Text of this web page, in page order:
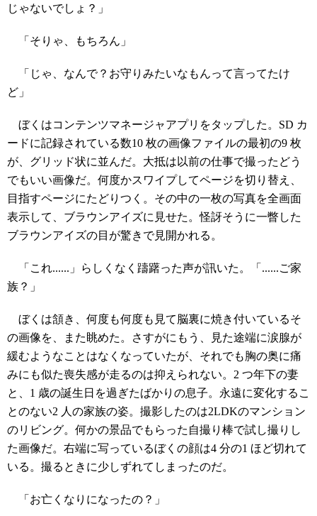
じゃないでしょ？」
「そりゃ、もちろん」
「じゃ、なんで？お守りみたいなもんって言ってたけ
ど」
ぼくはコンテンツマネージャアプリをタップした。SD カ
ードに記録されている数10 枚の画像ファイルの最初の9 枚
が、グリッド状に並んだ。大抵は以前の仕事で撮ったどう
でもいい画像だ。何度かスワイプしてページを切り替え、
目指すページにたどりつく。その中の一枚の写真を全画面
表示して、ブラウンアイズに見せた。怪訝そうに一瞥した
ブラウンアイズの目が驚きで見開かれる。
「これ......」らしくなく躊躇った声が訊いた。「......ご家
族？」
ぼくは頷き、何度も何度も見て脳裏に焼き付いているそ
の画像を、また眺めた。さすがにもう、見た途端に涙腺が
緩むようなことはなくなっていたが、それでも胸の奥に痛
みにも似た喪失感が走るのは抑えられない。2 つ年下の妻
と、1 歳の誕生日を過ぎたばかりの息子。永遠に変化するこ
とのない2 人の家族の姿。撮影したのは2LDKのマンション
のリビング。何かの景品でもらった自撮り棒で試し撮りし
た画像だ。右端に写っているぼくの顔は4 分の1 ほど切れて
いる。撮るときに少しずれてしまったのだ。
「お亡くなりになったの？」